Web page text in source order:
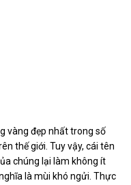
vàng đẹp nhất trong số
thế giới. Tuy vậy, cái tên
chúng lại làm không ít
là mùi khó ngửi. Thực